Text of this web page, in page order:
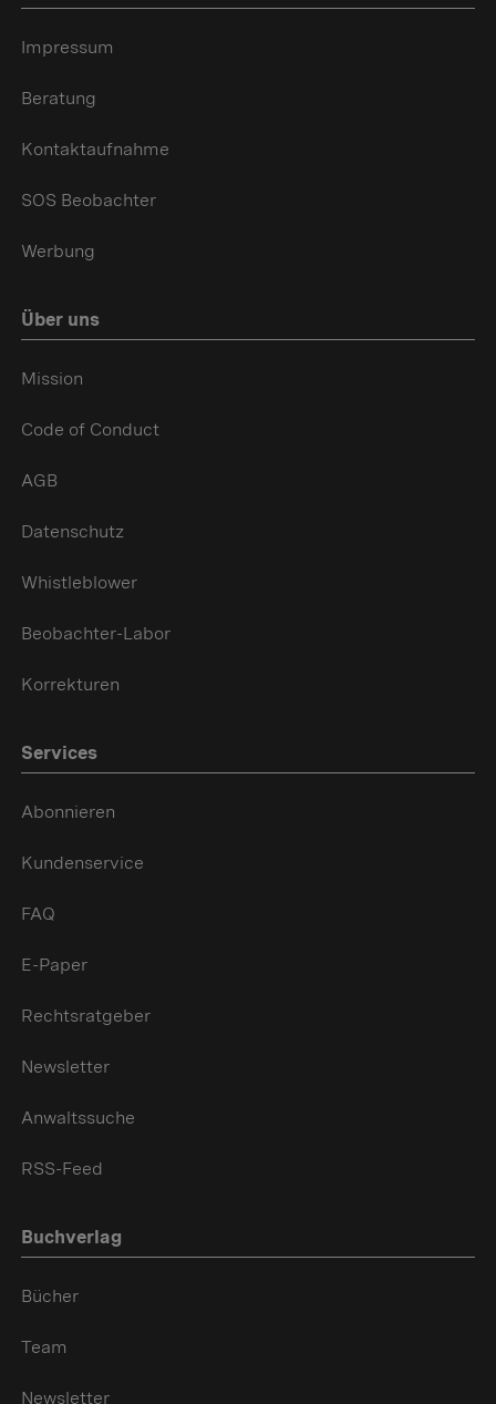
Impressum
Beratung
Kontaktaufnahme
SOS Beobachter
Werbung
Über uns
Mission
Code of Conduct
AGB
Datenschutz
Whistleblower
Beobachter-Labor
Korrekturen
Services
Abonnieren
Kundenservice
FAQ
E-Paper
Rechtsratgeber
Newsletter
Anwaltssuche
RSS-Feed
Buchverlag
Bücher
Team
Newsletter